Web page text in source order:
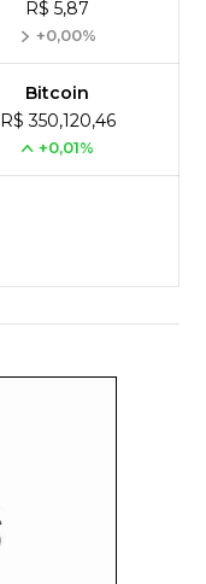
R$ 5,87
+0,00%
Bitcoin
R$ 350,120,46
+0,01%